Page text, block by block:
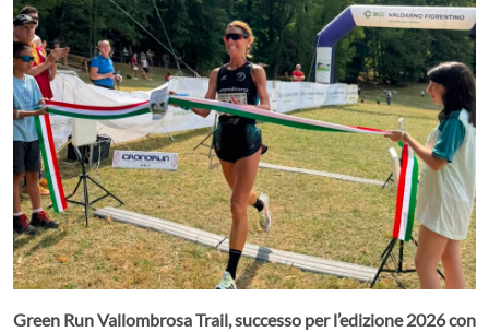
Green Run Vallombrosa Trail, successo per l’edizione 2026 con